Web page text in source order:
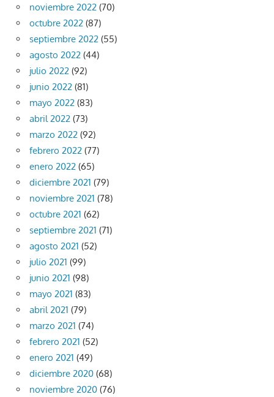
noviembre 2022 (70)
octubre 2022 (87)
septiembre 2022 (55)
agosto 2022 (44)
julio 2022 (92)
junio 2022 (81)
mayo 2022 (83)
abril 2022 (73)
marzo 2022 (92)
febrero 2022 (77)
enero 2022 (65)
diciembre 2021 (79)
noviembre 2021 (78)
octubre 2021 (62)
septiembre 2021 (71)
agosto 2021 (52)
julio 2021 (99)
junio 2021 (98)
mayo 2021 (83)
abril 2021 (79)
marzo 2021 (74)
febrero 2021 (52)
enero 2021 (49)
diciembre 2020 (68)
noviembre 2020 (76)